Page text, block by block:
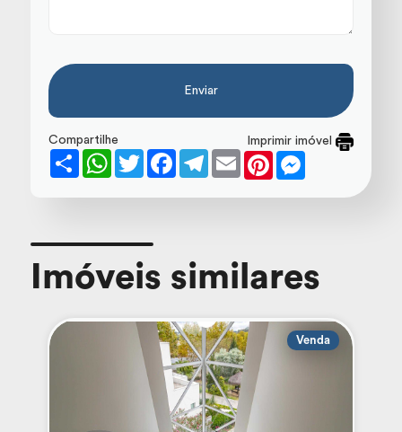
Enviar
Imprimir imóvel
Compartilhe
Share
WhatsApp
TwitterFacebookTelegram
Email Pinterest
Imóveis similares
Venda